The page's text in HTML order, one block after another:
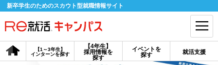
新卒学生のためのスカウト型就職情報サイト
【4年生】
採用情報を
探す
【1～3年生】
インターンを探す
イベントを
探す
就活支援
会員登録 ログイン